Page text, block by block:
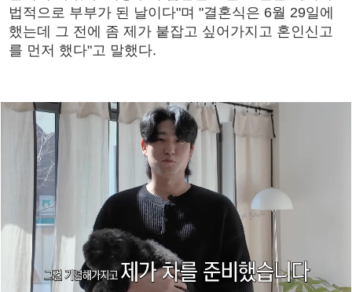
법적으로 부부가 된 날이다"며 "결혼식은 6월 29일에
했는데 그 전에 좀 제가 붙잡고 싶어가지고 혼인신고
를 먼저 했다"고 말했다.